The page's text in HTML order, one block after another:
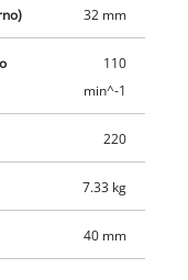
32 mm
110
min^-1
220
7.33 kg
40 mm